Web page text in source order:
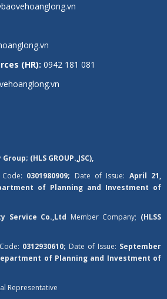
(HR): 0942 181 081
(HLS GROUP.,JSC),
0301980909; Date of Issue: April 21,
of Planning and Investment of
Service Co.,Ltd Member Company; (HLSS
0312930610; Date of Issue: September
of Planning and Investment of
Representative